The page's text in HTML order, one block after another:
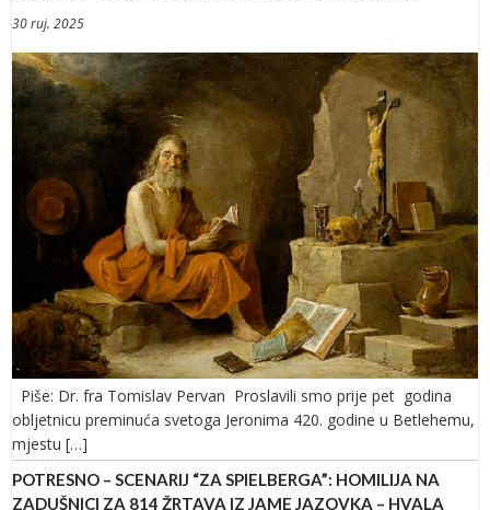
30 ruj. 2025
Piše: Dr. fra Tomislav Pervan Proslavili smo prije pet godina
obljetnicu preminuća svetoga Jeronima 420. godine u Betlehemu,
mjestu […]
POTRESNO – SCENARIJ “ZA SPIELBERGA”: HOMILIJA NA
ZADUŠNICI ZA 814 ŽRTAVA IZ JAME JAZOVKA – HVALA